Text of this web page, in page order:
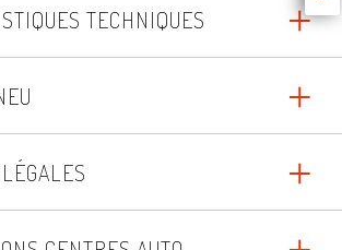
TECHNIQUES